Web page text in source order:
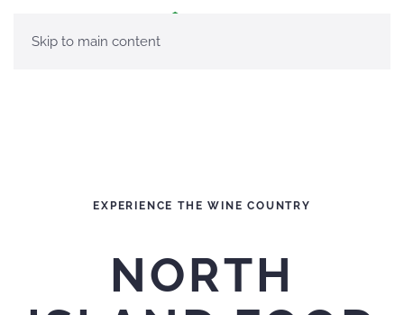
Skip to main content
EXPERIENCE THE WINE COUNTRY
NORTH